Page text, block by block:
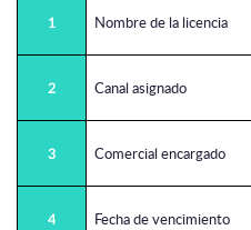
1 Nombre de la licencia
2 Canal asignado
3 Comercial encargado
4 Fecha de vencimiento